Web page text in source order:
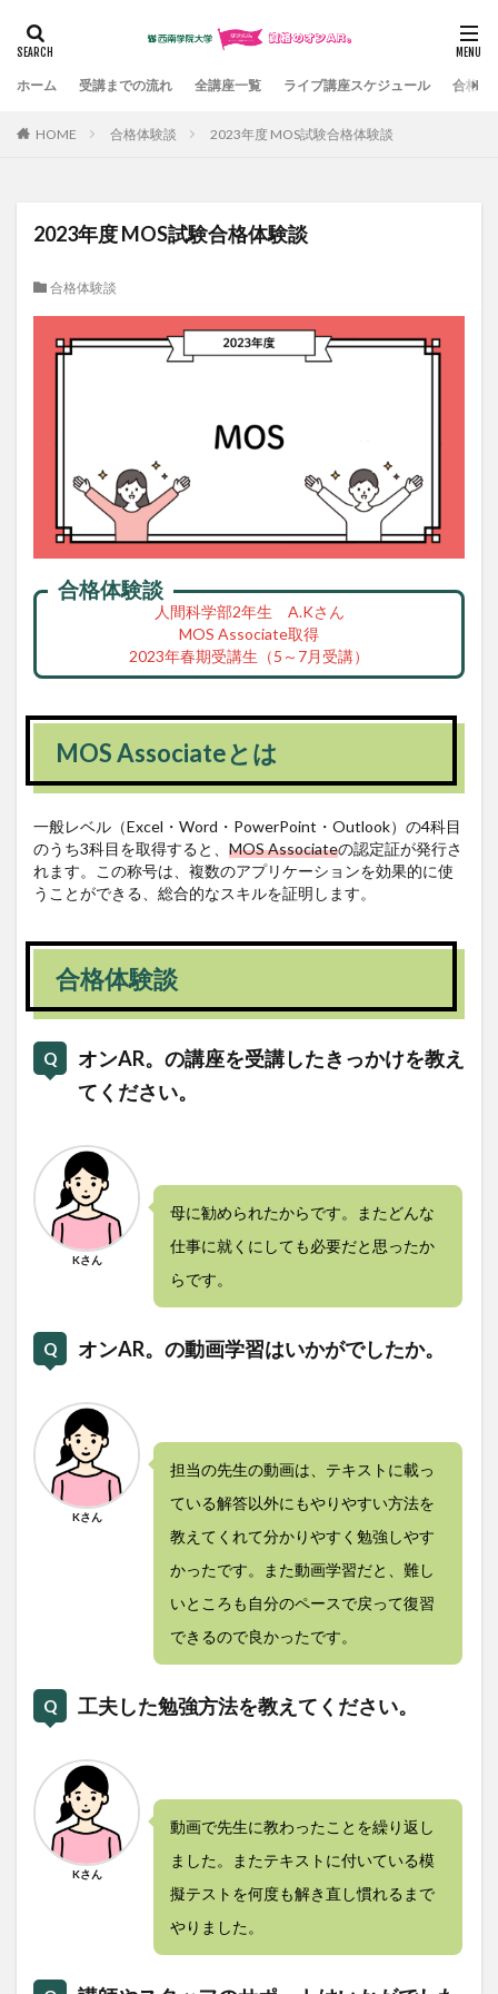
ホーム 受講までの流れ 全講座一覧 ライブ講座スケジュール 合格体
HOME 合格体験談 2023年度 MOS試験合格体験談
2023年度 MOS試験合格体験談
合格体験談
合格体験談
人間科学部2年生 A.Kさん
MOS Associate取得
2023年春期受講生（5～7月受講）
MOS Associateとは
一般レベル（Excel・Word・PowerPoint・Outlook）の4科目
のうち3科目を取得すると、 MOS Associateの認定証が発行さ
れます。この称号は、複数のアプリケーションを効果的に使
うことができる、総合的なスキルを証明します。
合格体験談
オンAR。の講座を受講したきっかけを教え
てください。
Kさん
母に勧められたからです。またどんな
仕事に就くにしても必要だと思ったか
らです。
オンAR。の動画学習はいかがでしたか。
Kさん
担当の先生の動画は、テキストに載っ
ている解答以外にもやりやすい方法を
教えてくれて分かりやすく勉強しやす
かったです。また動画学習だと、難し
いところも自分のペースで戻って復習
できるので良かったです。
工夫した勉強方法を教えてください。
Kさん
動画で先生に教わったことを繰り返し
ました。またテキストに付いている模
擬テストを何度も解き直し慣れるまで
やりました。
カテゴリー